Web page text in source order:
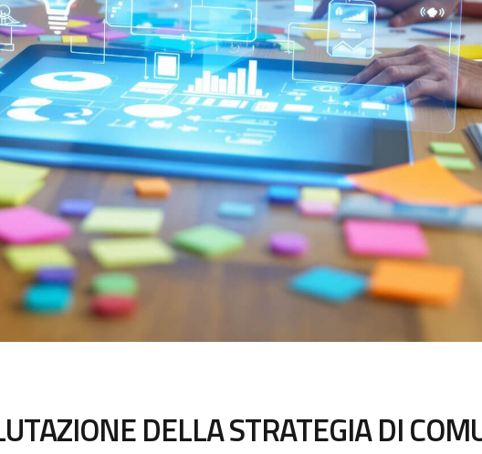
DELLA STRATEGIA DI